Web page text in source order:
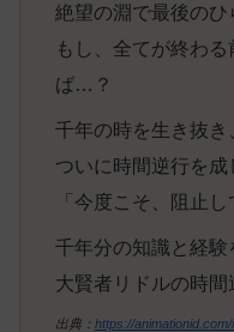
絶望の淵で最後のひ
もし、全てが終わ
ば…？
千年の時を生き抜
ついに時間逆行を成
「今度こそ、阻止
千年分の知識と経験
大賢者リドルの時間
出典： https://